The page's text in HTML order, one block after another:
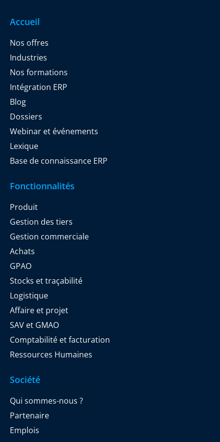
Accueil
Nos offres
Industries
Nos formations
Intégration ERP
Blog
Dossiers
Webinar et événements
Lexique
Base de connaissance ERP
Fonctionnalités
Produit
Gestion des tiers
Gestion commerciale
Achats
GPAO
Stocks et traçabilité
Logistique
Affaire et projet
SAV et GMAO
Comptabilité et facturation
Ressources Humaines
Société
Qui sommes-nous ?
Partenaire
Emplois